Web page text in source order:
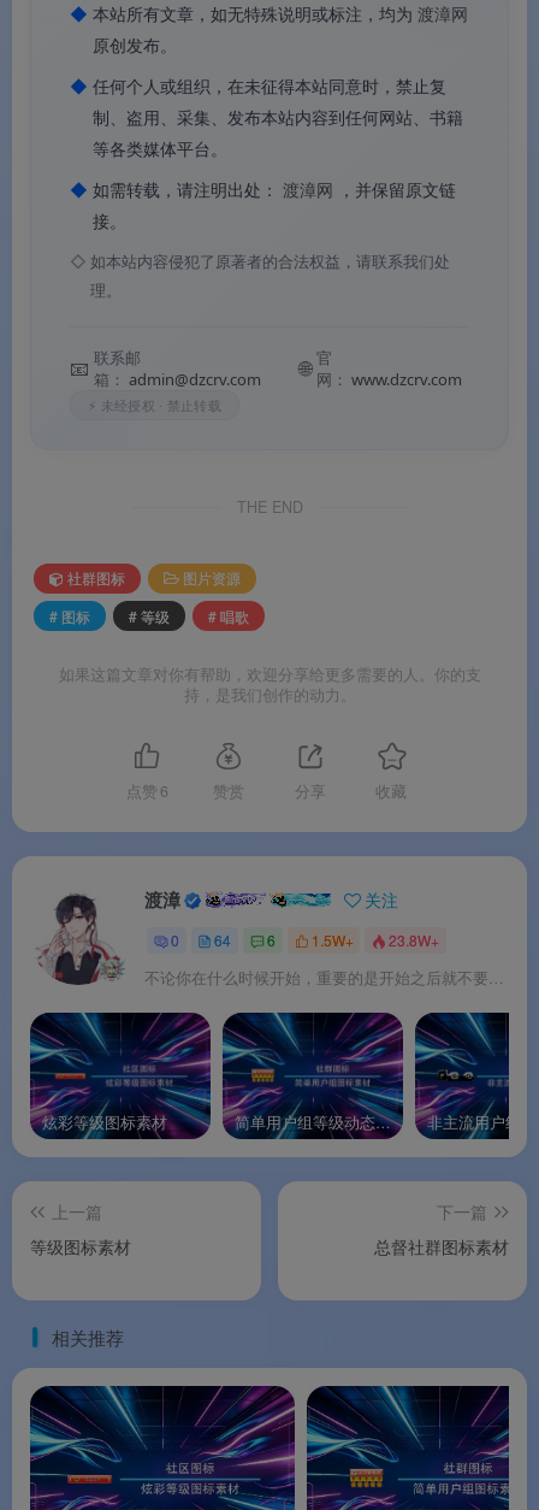
神话为顶级，象征已臻化境的歌坛神话。
Q3：这套素材适合用在哪些地方？
A：适用于K歌APP用户等级、音乐社区身份标识、直播
平台等级徽章、个人中心等级展示、评论区用户标识等
多种场景。
从唱见精灵到唱见神话，3枚音乐等级图标以三阶递进串联起
◆ 本站所有文章，如无特殊说明或标注，均为 渡漳网
原创发布。
◆ 任何个人或组织，在未征得本站同意时，禁止复
制、盗用、采集、发布本站内容到任何网站、书籍
等各类媒体平台。
◆ 如需转载，请注明出处： 渡漳网 ，并保留原文链
接。
◇ 如本站内容侵犯了原著者的合法权益，请联系我们处
理。
📧 联系邮
箱： admin@dzcrv.com 🌐官
网：www.dzcrv.com
⚡ 未经授权 · 禁止转载
THE END
社群图标
图片资源
# 图标
# 等级 # 唱歌
如果这篇文章对你有帮助，欢迎分享给更多需要的人。你的支
持，是我们创作的动力。
点赞 6 赞赏 分享 收藏
渡漳 关注
0 64 6 1.5W+ 23.8W+
不论你在什么时候开始，重要的是开始之后就不要停止。
炫彩等级图标素材 简单用户组等级动态图标素材
上一篇
等级图标素材
下一篇
总督社群图标素材
相关推荐